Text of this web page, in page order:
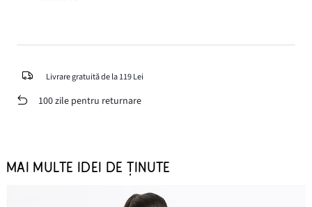
Livrare gratuită de la 119 Lei
100 zile pentru returnare
MAI MULTE IDEI DE ȚINUTE